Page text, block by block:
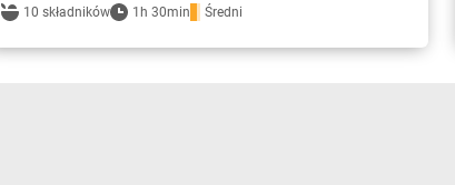
10 składników 1h 30min Średni